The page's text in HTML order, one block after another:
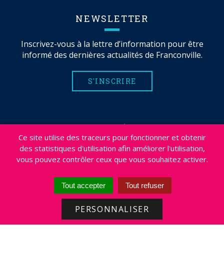
Ce site utilise des traceurs pour fonctionner et obtenir
des statistiques d'utilisation afin améliorer l'utilisation,
vous pouvez contrôler ceux que vous souhaitez activer.
Tout accepter Tout refuser
PERSONNALISER
NEWSLETTER
Inscrivez-vous à la lettre d’information pour être
informé des dernières actualités de Franconville.
S'INSCRIRE
MENTIONS LÉGALES
PLAN DU SITE
CRÉDITS
PROJETS
DÉSABONNEMENT NEWSLETTER
ACCESSIBILITÉ : NON CONFORME